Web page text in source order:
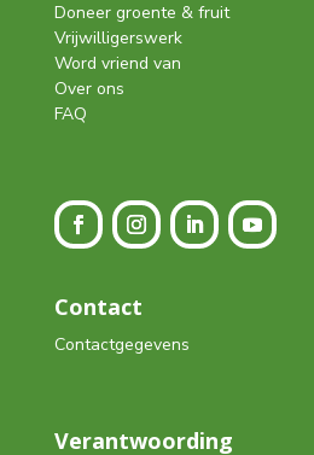
Doneer groente & fruit
Vrijwilligerswerk
Word vriend van
Over ons
FAQ
Contact
Contactgegevens
Verantwoording